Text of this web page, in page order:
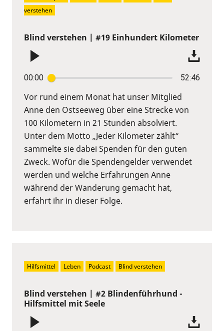
Blind verstehen | #19 Einhundert Kilometer
00:00 52:46
Vor rund einem Monat hat unser Mitglied
Anne den Ostseeweg über eine Strecke von
100 Kilometern in 21 Stunden absolviert.
Unter dem Motto „Jeder Kilometer zählt“
sammelte sie dabei Spenden für den guten
Zweck. Wofür die Spendengelder verwendet
werden und welche Erfahrungen Anne
während der Wanderung gemacht hat,
erfahrt ihr in dieser Folge.
verstehen
Blind verstehen | #2 Blindenführhund -
Hilfsmittel mit Seele
Hilfsmittel Leben Podcast Blind verstehen